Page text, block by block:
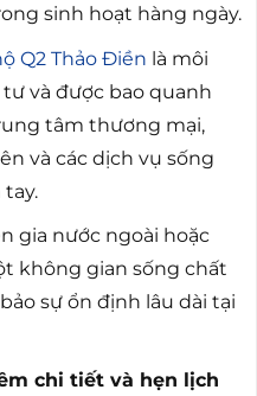
sinh hoạt hàng ngày.
Q2 Thảo Điền là môi
và được bao quanh
tâm thương mại,
và các dịch vụ sống
gia nước ngoài hoặc
không gian sống chất
sự ổn định lâu dài tại
chi tiết và hẹn lịch